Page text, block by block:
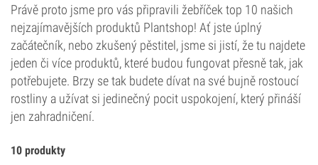
Právě proto jsme pro vás připravili žebříček top 10 našich
nejzajímavějších produktů Plantshop! Ať jste úplný
začátečník, nebo zkušený pěstitel, jsme si jistí, že tu najdete
jeden či více produktů, které budou fungovat přesně tak, jak
potřebujete. Brzy se tak budete dívat na své bujně rostoucí
rostliny a užívat si jedinečný pocit uspokojení, který přináší
jen zahradničení.
10 produkty